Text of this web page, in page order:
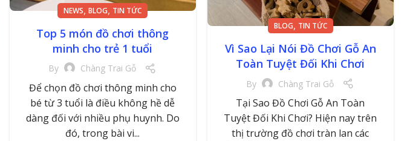
NEWS,BLOG, TIN TỨC
Top 5 món đồ chơi thông
minh cho trẻ 1 tuổi
By Chàng Trai Gỗ
Để chọn đồ chơi thông minh cho
bé từ 3 tuổi là điều không hề dễ
dàng đối với nhiều phụ huynh. Do
đó, trong bài vi...
BLOG, TIN TỨC
Vì Sao Lại Nói Đồ Chơi Gỗ An
Toàn Tuyệt Đối Khi Chơi
By Chàng Trai Gỗ
Tại Sao Đồ Chơi Gỗ An Toàn
Tuyệt Đối Khi Chơi? Hiện nay trên
thị trường đồ chơi tràn lan các